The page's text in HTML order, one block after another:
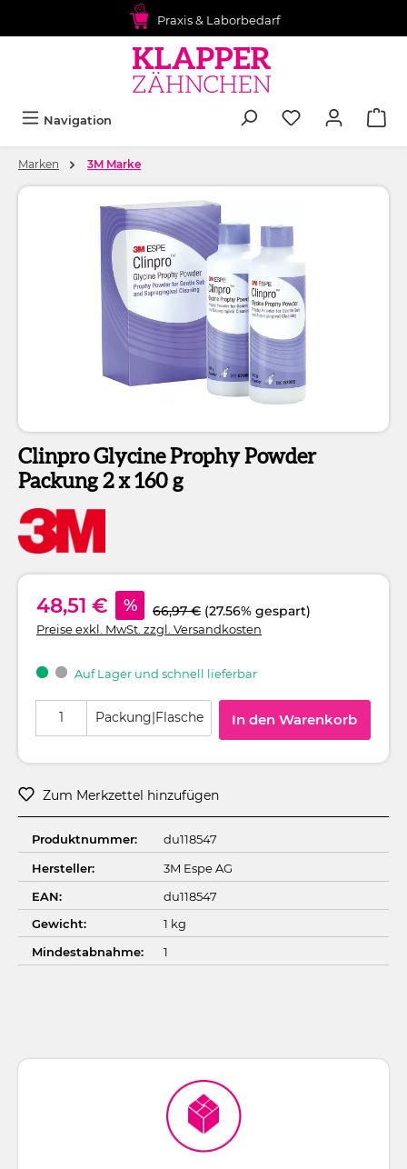
Praxis & Laborbedarf
Navigation
Marken 3M Marke
Bildergalerie überspringen
Clinpro Glycine Prophy Powder
Packung 2 x 160 g
48,51 € % 66,97 € (27.56% gespart)
Preise exkl. MwSt. zzgl. Versandkosten
Auf Lager und schnell lieferbar
Packung|Flasche In den Warenkorb
Zum Merkzettel hinzufügen
Produktnummer:
du118547
Hersteller:
3M Espe AG
EAN:
du118547
Gewicht:
1 kg
Mindestabnahme:
1